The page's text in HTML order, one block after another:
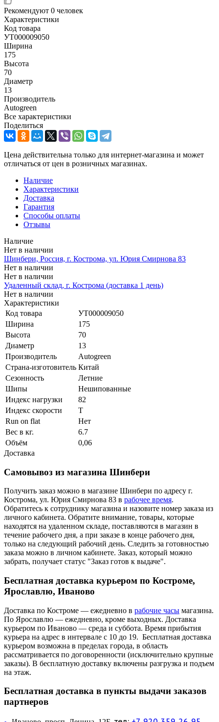
Рекомендуют 0 человек
Характеристики
Код товара
УТ000009050
Ширина
175
Высота
70
Диаметр
13
Производитель
Autogreen
Все характеристики
Поделиться
Цена действительна только для интернет-магазина и может
отличаться от цен в розничных магазинах.
Наличие
Характеристики
Доставка
Гарантия
Способы оплаты
Отзывы
Наличие
Нет в наличии
Шинбери, Россия, г. Кострома, ул. Юрия Смирнова 83
Нет в наличии
Нет в наличии
Удаленный склад, г. Кострома (доставка 1 день)
Нет в наличии
Характеристики
Код товара
УТ000009050
Ширина
175
Высота
70
Диаметр
13
Производитель
Autogreen
Страна-изготовитель Китай
Сезонность
Летние
Шипы
Нешипованные
Индекс нагрузки
82
Индекс скорости
T
Run on flat
Нет
Вес в кг.
6.7
Объём
0,06
Доставка
Самовывоз из магазина Шинбери
Получить заказ можно в магазине Шинбери по адресу г.
Кострома, ул. Юрия Смирнова 83 в рабочее время.
Обратитесь к сотруднику магазина и назовите номер заказа из
личного кабинета. Обратите внимание, товары, которые
находятся на удаленном складе, поставляются в магазин в
течение рабочего дня, а при заказе в конце рабочего дня,
только на следующий рабочий день. Следить за готовностью
заказа можно в личном кабинете. Заказ, который можно
забрать, получает статус "Заказ готов к выдаче".
Бесплатная доставка курьером по Костроме,
Ярославлю, Иваново
Доставка по Костроме — ежедневно в рабочие часы магазина.
По Ярославлю — ежедневно, кроме выходных. Доставка
курьером по Иваново — среда и суббота. Время прибытия
курьера на адрес в интервале с 10 до 19. Бесплатная доставка
курьером возможна в пределах города, в область
рассматривается по договоренности (исключительно крупные
заказы). В бесплатную доставку включены разгрузка и подъем
на этаж.
Бесплатная доставка в пункты выдачи заказов
партнеров